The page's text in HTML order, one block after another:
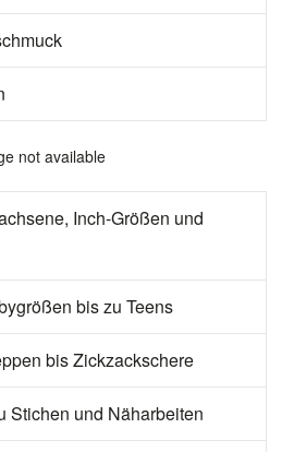
not available
Inch-Größen und
bis zu Teens
bis Zickzackschere
Stichen und Näharbeiten